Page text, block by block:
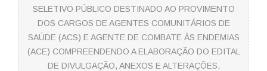
SELETIVO PÚBLICO DESTINADO AO PROVIMENTO
DOS CARGOS DE AGENTES COMUNITÁRIOS DE
SAÚDE (ACS) E AGENTE DE COMBATE ÀS ENDEMIAS
(ACE) COMPREENDENDO A ELABORAÇÃO DO EDITAL
DE DIVULGAÇÃO, ANEXOS E ALTERAÇÕES,